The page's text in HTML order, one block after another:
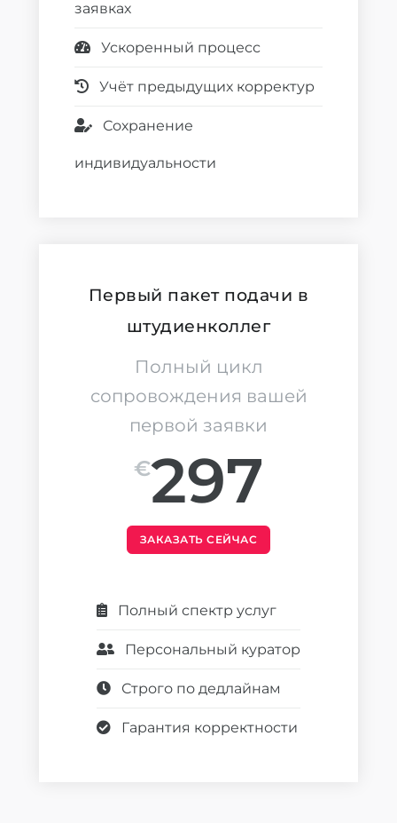
заявках
Ускоренный процесс
Учёт предыдущих корректур
Сохранение
индивидуальности
Первый пакет подачи в
штудиенколлег
Полный цикл
сопровождения вашей
первой заявки
€297
ЗАКАЗАТЬ СЕЙЧАС
Полный спектр услуг
Персональный куратор
Строго по дедлайнам
Гарантия корректности